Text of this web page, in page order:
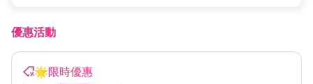
優惠活動
🌟限時優惠